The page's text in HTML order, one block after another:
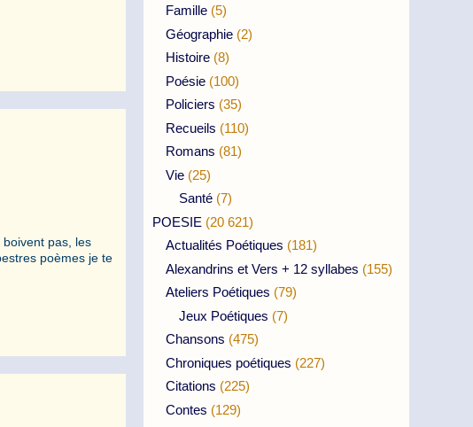
pas, les
poèmes je te
Famille (5)
Géographie (2)
Histoire (8)
Poésie (100)
Policiers (35)
Recueils (110)
Romans (81)
Vie (25)
Santé (7)
POESIE (20 621)
Actualités Poétiques (181)
Alexandrins et Vers + 12 syllabes (155)
Ateliers Poétiques (79)
Jeux Poétiques (7)
Chansons (475)
Chroniques poétiques (227)
Citations (225)
Contes (129)